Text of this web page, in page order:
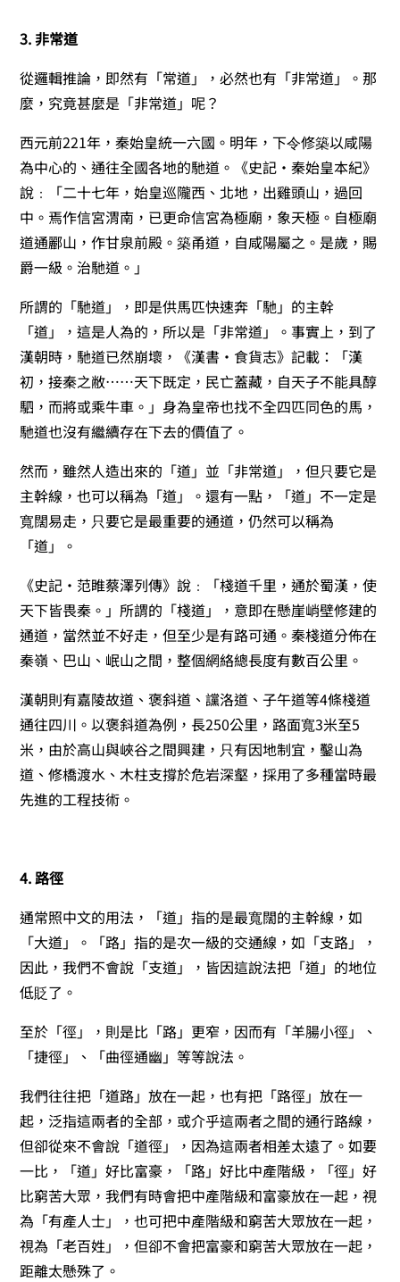
3. 非常道
從邏輯推論，即然有「常道」，必然也有「非常道」。那
麼，究竟甚麼是「非常道」呢？
西元前221年，秦始皇統一六國。明年，下令修築以咸陽
為中心的、通往全國各地的馳道。《史記‧ 秦始皇本紀》
說﹕「二十七年，始皇巡隴西、北地，出雞頭山，過回
中。焉作信宮渭南，已更命信宮為極廟，象天極。自極廟
道通酈山，作甘泉前殿。築甬道，自咸陽屬之。是歲，賜
爵一級。治馳道。」
所謂的「馳道」，即是供馬匹快速奔「馳」的主幹
「道」，這是人為的，所以是「非常道」。事實上，到了
漢朝時，馳道已然崩壞，《漢書 ‧ 食貨志》記載：「漢
初，接秦之敝……天下既定，民亡蓋藏，自天子不能具醇
駟，而將或乘牛車。」身為皇帝也找不全四匹同色的馬，
馳道也沒有繼續存在下去的價值了。
然而，雖然人造出來的「道」並「非常道」，但只要它是
主幹線，也可以稱為「道」。還有一點，「道」不一定是
寬闊易走，只要它是最重要的通道，仍然可以稱為
「道」。
《史記·范睢蔡澤列傳》說﹕「棧道千里，通於蜀漢，使
天下皆畏秦。」所謂的「棧道」，意即在懸崖峭壁修建的
通道，當然並不好走，但至少是有路可通。秦棧道分佈在
秦嶺、巴山、岷山之間，整個網絡總長度有數百公里。
漢朝則有嘉陵故道、褒斜道、讜洛道、子午道等4條棧道
通往四川。以褒斜道為例，長250公里，路面寬3米至5
米，由於高山與峽谷之間興建，只有因地制宜，鑿山為
道、修橋渡水、木柱支撐於危岩深壑，採用了多種當時最
先進的工程技術。
4. 路徑
通常照中文的用法，「道」指的是最寬闊的主幹線，如
「大道」。「路」指的是次一級的交通線，如「支路」，
因此，我們不會說「支道」，皆因這說法把「道」的地位
低貶了。
至於「徑」，則是比「路」更窄，因而有「羊腸小徑」、
「捷徑」、「曲徑通幽」等等說法。
我們往往把「道路」放在一起，也有把「路徑」放在一
起，泛指這兩者的全部，或介乎這兩者之間的通行路線，
但卻從來不會說「道徑」，因為這兩者相差太遠了。如要
一比，「道」好比富豪，「路」好比中產階級，「徑」好
比窮苦大眾，我們有時會把中產階級和富豪放在一起，視
為「有產人士」，也可把中產階級和窮苦大眾放在一起，
視為「老百姓」，但卻不會把富豪和窮苦大眾放在一起，
距離太懸殊了。